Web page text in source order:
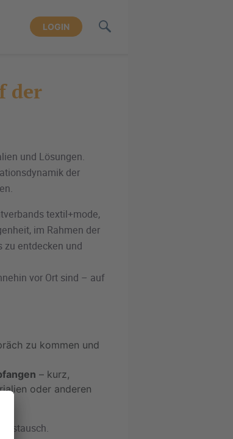
LOGIN
der
und Lösungen.
der
textil+mode,
im Rahmen der
zu entdecken und
vor Ort sind – auf
zu kommen und
– kurz,
oder anderen